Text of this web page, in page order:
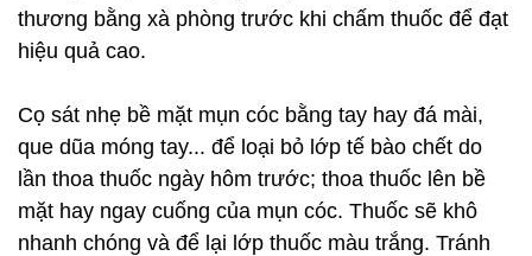
thương bằng xà phòng trước khi chấm thuốc để đạt
hiệu quả cao.
Cọ sát nhẹ bề mặt mụn cóc bằng tay hay đá mài,
que dũa móng tay... để loại bỏ lớp tế bào chết do
lần thoa thuốc ngày hôm trước; thoa thuốc lên bề
mặt hay ngay cuống của mụn cóc. Thuốc sẽ khô
nhanh chóng và để lại lớp thuốc màu trắng. Tránh